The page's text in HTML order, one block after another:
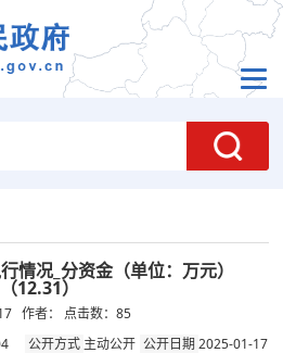
情况_分资金（单位：万元）
（12.31）
作者： 点击数： 85
公开方式 主动公开 公开日期2025-01-17